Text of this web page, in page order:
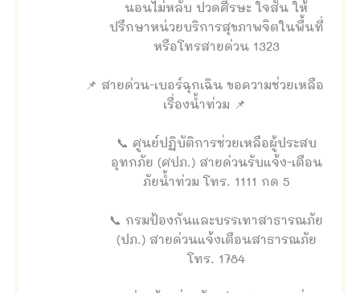
นอนไม่หลับ ปวดศีรษะ ใจสั่น ให้
ปรึกษาหน่วยบริการสุขภาพจิตในพื้นที่
หรือโทรสายด่วน 1323
📌 สายด่วน-เบอร์ฉุกเฉิน ขอความช่วยเหลือ
เรื่องน้ำท่วม 📌
📞 ศูนย์ปฏิบัติการช่วยเหลือผู้ประสบ
อุทกภัย (ศปภ.) สายด่วนรับแจ้ง-เตือน
ภัยน้ำท่วม โทร. 1111 กด 5
📞 กรมป้องกันและบรรเทาสาธารณภัย
(ปภ.) สายด่วนแจ้งเตือนสาธารณภัย
โทร. 1784